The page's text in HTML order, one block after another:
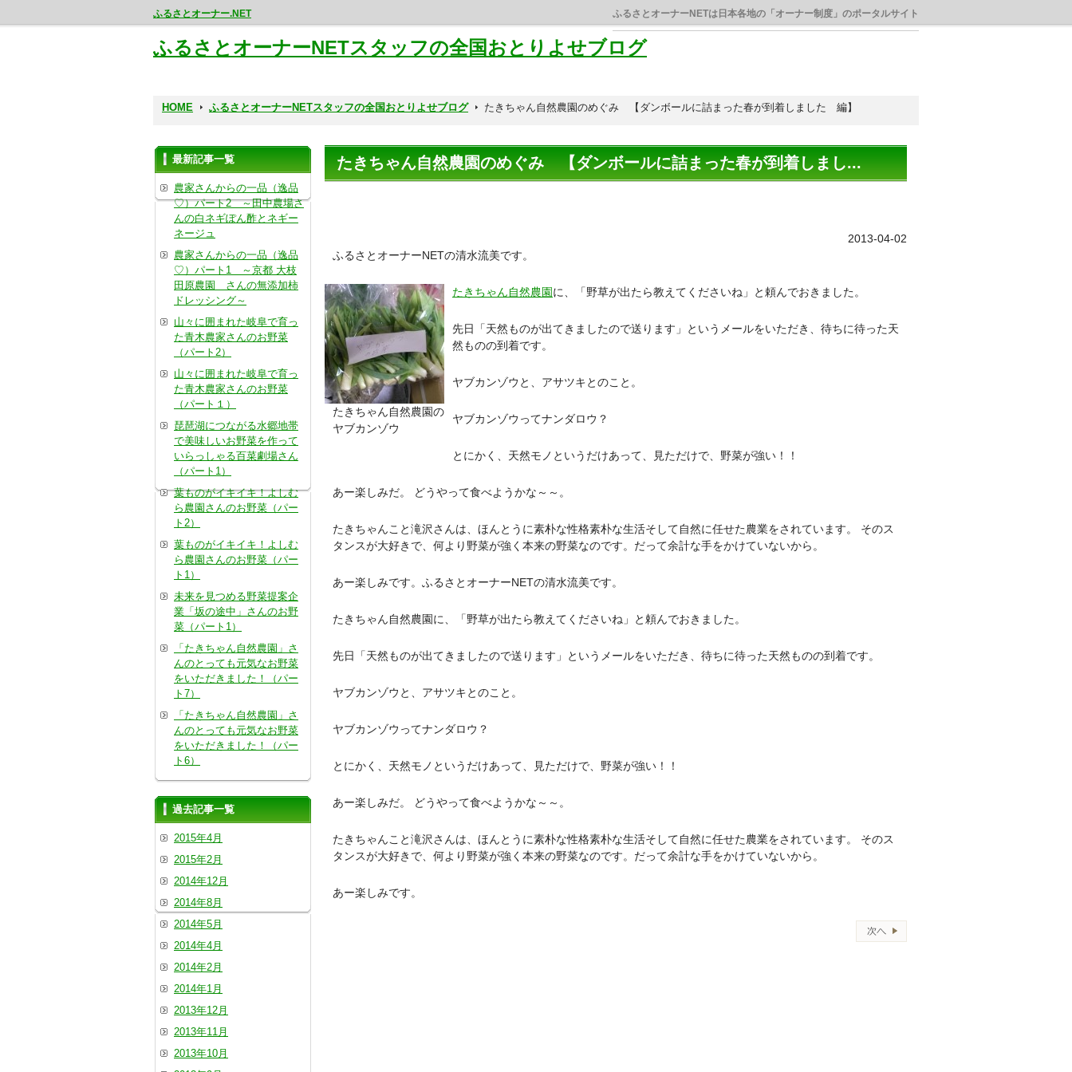
ふるさとオーナー.NET ふるさとオーナーNETは日本各地の「オーナー制度」のポータルサイト
ふるさとオーナーNETスタッフの全国おとりよせブログ
HOME ふるさとオーナーNETスタッフの全国おとりよせブログ たきちゃん自然農園のめぐみ 【ダンボールに詰まった春が到着しました 編】
たきちゃん自然農園のめぐみ 【ダンボールに詰まった春が到着しまし...
2013-04-02
ふるさとオーナーNETの清水流美です。
たきちゃん自然農園の
ヤブカンゾウ
たきちゃん自然農園に、「野草が出たら教えてくださいね」と頼んでおきました。
先日「天然ものが出てきましたので送ります」というメールをいただき、待ちに待った天
然ものの到着です。
ヤブカンゾウと、アサツキとのこと。
ヤブカンゾウってナンダロウ？
とにかく、天然モノというだけあって、見ただけで、野菜が強い！！
あー楽しみだ。 どうやって食べようかな～～。
たきちゃんこと滝沢さんは、ほんとうに素朴な性格素朴な生活そして自然に任せた農業をされています。 そのス
タンスが大好きで、何より野菜が強く本来の野菜なのです。だって余計な手をかけていないから。
あー楽しみです。ふるさとオーナーNETの清水流美です。
たきちゃん自然農園に、「野草が出たら教えてくださいね」と頼んでおきました。
先日「天然ものが出てきましたので送ります」というメールをいただき、待ちに待った天然ものの到着です。
ヤブカンゾウと、アサツキとのこと。
ヤブカンゾウってナンダロウ？
とにかく、天然モノというだけあって、見ただけで、野菜が強い！！
あー楽しみだ。 どうやって食べようかな～～。
たきちゃんこと滝沢さんは、ほんとうに素朴な性格素朴な生活そして自然に任せた農業をされています。 そのス
タンスが大好きで、何より野菜が強く本来の野菜なのです。だって余計な手をかけていないから。
あー楽しみです。
最新記事一覧
農家さんからの一品（逸品
♡）パート2 ～田中農場さ
んの白ネギぽん酢とネギー
ネージュ
農家さんからの一品（逸品
♡）パート1 ～京都 大枝
田原農園 さんの無添加柿
ドレッシング～
山々に囲まれた岐阜で育っ
た青木農家さんのお野菜
（パート2）
山々に囲まれた岐阜で育っ
た青木農家さんのお野菜
（パート１）
琵琶湖につながる水郷地帯
で美味しいお野菜を作って
いらっしゃる百菜劇場さん
（パート1）
葉ものがイキイキ！よしむ
ら農園さんのお野菜（パー
ト2）
葉ものがイキイキ！よしむ
ら農園さんのお野菜（パー
ト1）
未来を見つめる野菜提案企
業「坂の途中」さんのお野
菜（パート1）
「たきちゃん自然農園」さ
んのとっても元気なお野菜
をいただきました！（パー
ト7）
「たきちゃん自然農園」さ
んのとっても元気なお野菜
をいただきました！（パー
ト6）
過去記事一覧
2015年4月
2015年2月
2014年12月
2014年8月
2014年5月
2014年4月
2014年2月
2014年1月
2013年12月
2013年11月
2013年10月